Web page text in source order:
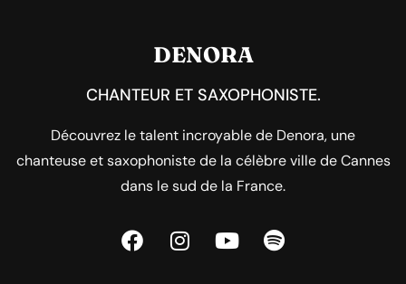
DENORA
CHANTEUR ET SAXOPHONISTE.
Découvrez le talent incroyable de Denora, une
chanteuse et saxophoniste de la célèbre ville de Cannes
dans le sud de la France.